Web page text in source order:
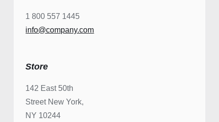
1 800 557 1445
info@company.com
Store
142 East 50th
Street New York,
NY 10244